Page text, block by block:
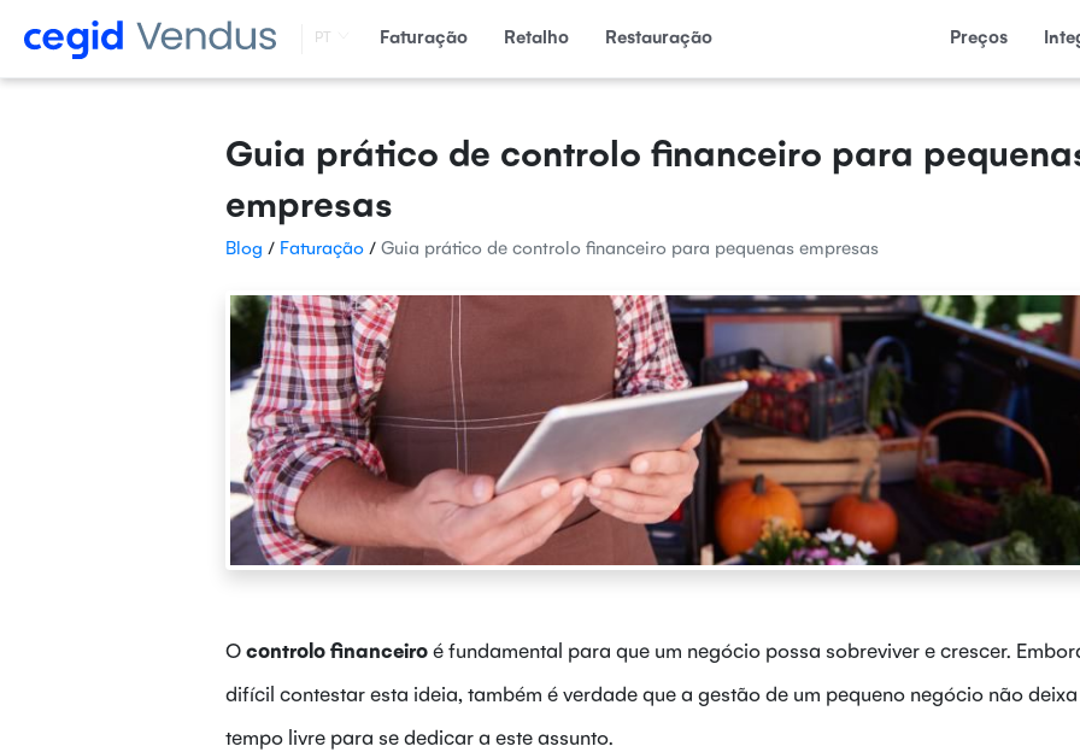
PT Faturação Retalho Restauração Preços
Guia prático de controlo financeiro para
empresas
Blog / Faturação / Guia prático de controlo financeiro para pequenas empresas
Ocontrolo financeiroé fundamental para que um negócio possa sobreviver e crescer.
difícil contestar esta ideia, também é verdade que a gestão de um pequeno negócio não
tempo livre para se dedicar a este assunto.